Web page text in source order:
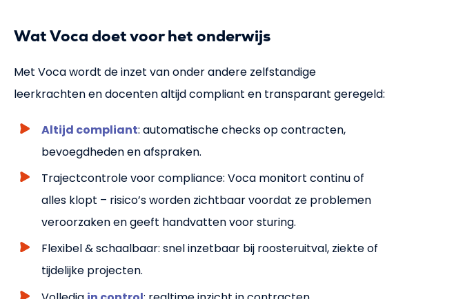
Wat Voca doet voor het onderwijs
Met Voca wordt de inzet van onder andere zelfstandige
leerkrachten en docenten altijd compliant en transparant geregeld:
Altijd compliant: automatische checks op contracten,
bevoegdheden en afspraken.
Trajectcontrole voor compliance: Voca monitort continu of
alles klopt – risico’s worden zichtbaar voordat ze problemen
veroorzaken en geeft handvatten voor sturing.
Flexibel & schaalbaar: snel inzetbaar bij roosteruitval, ziekte of
tijdelijke projecten.